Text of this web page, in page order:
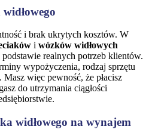
i brak ukrytych kosztów. W
i wózków widłowych
realnych potrzeb klientów.
wypożyczenia, rodzaj sprzętu
więc pewność, że płacisz
do utrzymania ciągłości
widłowego na wynajem